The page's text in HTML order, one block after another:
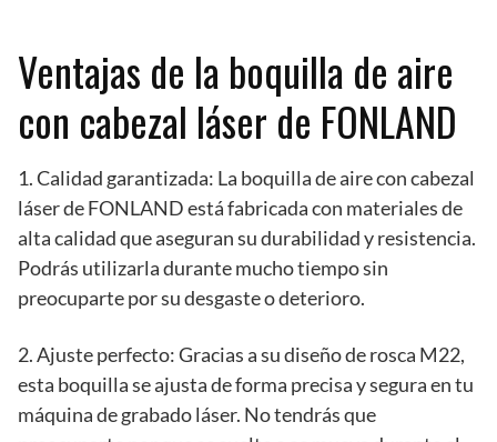
Ventajas de la boquilla de aire
con cabezal láser de FONLAND
1. Calidad garantizada: La boquilla de aire con cabezal
láser de FONLAND está fabricada con materiales de
alta calidad que aseguran su durabilidad y resistencia.
Podrás utilizarla durante mucho tiempo sin
preocuparte por su desgaste o deterioro.
2. Ajuste perfecto: Gracias a su diseño de rosca M22,
esta boquilla se ajusta de forma precisa y segura en tu
máquina de grabado láser. No tendrás que